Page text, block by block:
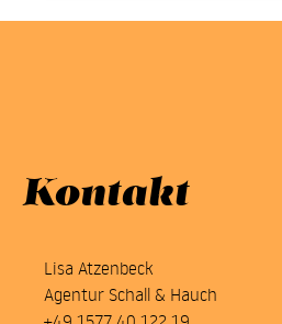
Kontakt
Lisa Atzenbeck
Agentur Schall & Hauch